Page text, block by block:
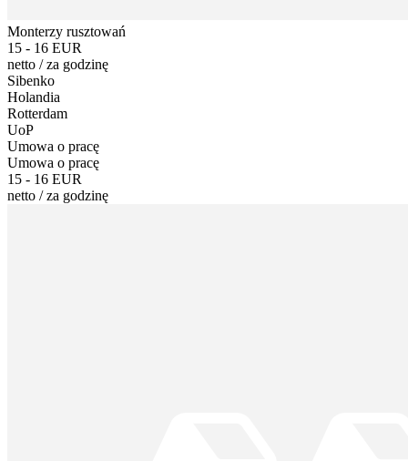
Monterzy rusztowań
15 - 16 EUR
netto /za godzinę
Sibenko
Holandia
Rotterdam
UoP
Umowa o pracę
Umowa o pracę
15 - 16 EUR
netto /za godzinę